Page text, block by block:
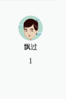
飘过
1